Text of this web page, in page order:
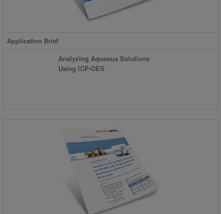
Application Brief
Analyzing Aqueous Solutions
Using ICP-OES